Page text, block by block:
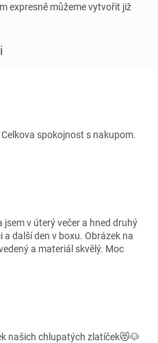
expresně můžeme vytvořit již
je 5 z 5 hvězdiček.
spokojnost s nakupom.
je 5 z 5 hvězdiček.
v úterý večer a hned druhý
další den v boxu. Obrázek na
a materiál skvělý. Moc
je 5 z 5 hvězdiček.
našich chlupatých zlatíček😻🐶